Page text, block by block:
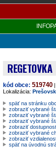
REGETOVKA
kód obce: 519740 |
Lokalizácia:
späť na stránku
zobraziť vybrané
zobraziť vybrané
zobraziť vybrané
zobraziť
zobraziť vybrané
zobraziť
späť na úvodnú